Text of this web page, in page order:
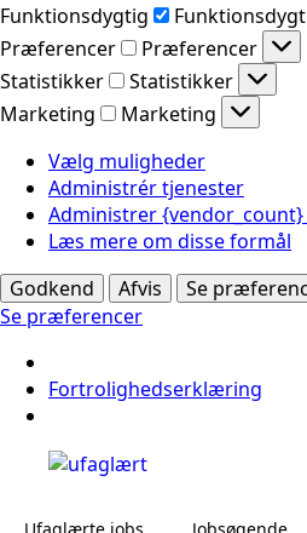
Funktionsdygtig
Præferencer
Præferencer
Statistikker
Statistikker
Marketing
Marketing
Vælg muligheder
Administrér tjenester
Administrer
Læs mere om disse formål
Godkend
Afvis Se
Se præferencer
Fortrolighedserklæring